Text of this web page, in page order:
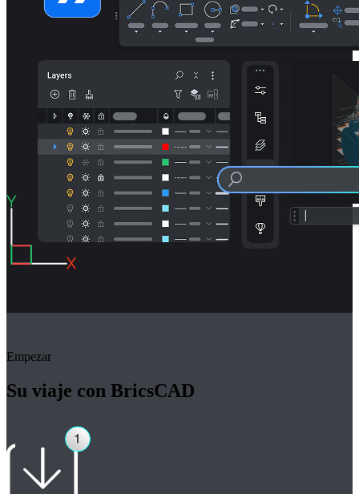
Empezar
Su viaje con BricsCAD